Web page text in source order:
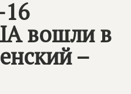
вошли в
–